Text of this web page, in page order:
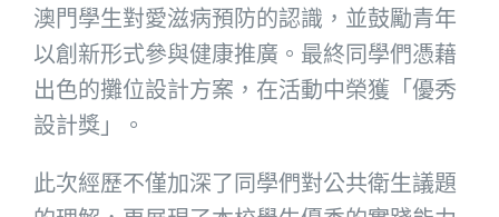
澳門學生對愛滋病預防的認識，並鼓勵青年
以創新形式參與健康推廣。最終同學們憑藉
出色的攤位設計方案，在活動中榮獲「優秀
設計獎」。
此次經歷不僅加深了同學們對公共衛生議題